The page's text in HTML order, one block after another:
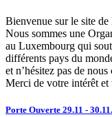
Bienvenue sur le site
Nous sommes une
au Luxembourg qui
différents pays du
et n’hésitez pas de
Merci de votre intérêt et
Porte Ouverte 29.11 -